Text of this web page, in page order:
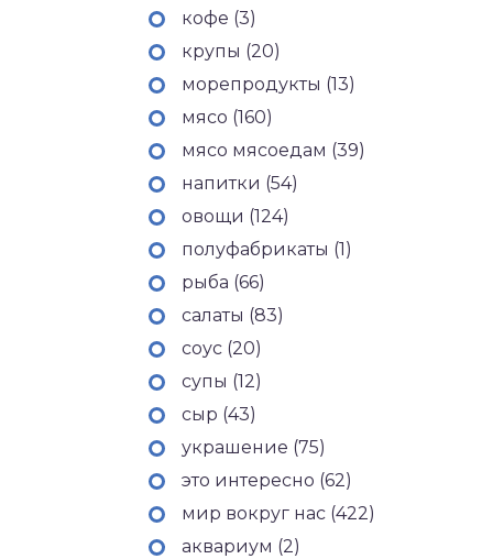
кофе (3)
крупы (20)
морепродукты (13)
мясо (160)
мясо мясоедам (39)
напитки (54)
овощи (124)
полуфабрикаты (1)
рыба (66)
салаты (83)
соус (20)
супы (12)
сыр (43)
украшение (75)
это интересно (62)
мир вокруг нас (422)
аквариум (2)